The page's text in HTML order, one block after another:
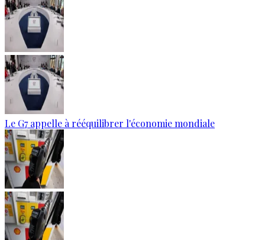
Le G7 appelle à rééquilibrer l'économie mondiale